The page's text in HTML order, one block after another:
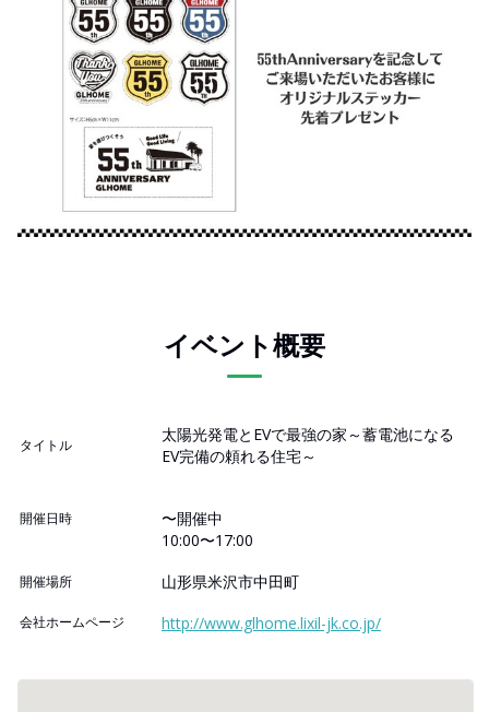
イベント概要
タイトル
太陽光発電とEVで最強の家～蓄電池になる
EV完備の頼れる住宅～
開催日時
〜開催中
10:00〜17:00
開催場所 山形県米沢市中田町
会社ホームページ http://www.glhome.lixil-jk.co.jp/